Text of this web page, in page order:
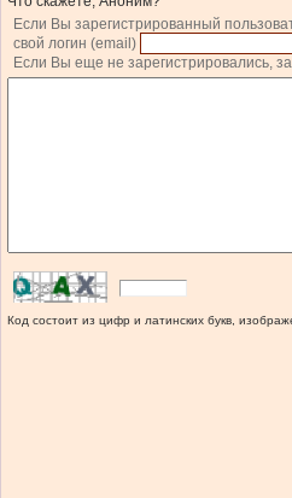
Если Вы зарегистрированный
свой логин (email)
Если Вы еще не зарегистрировались,
Код состоит из цифр и латинских букв,